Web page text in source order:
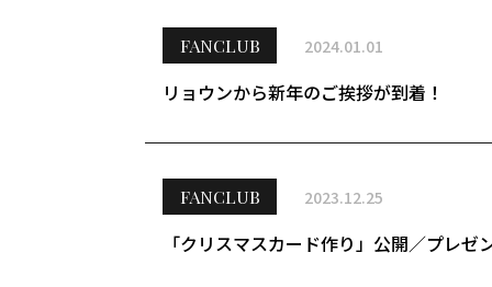
FANCLUB 2024.01.01
リョウンから新年のご挨拶が到着！
FANCLUB 2023.12.25
「クリスマスカード作り」公開／プレゼ